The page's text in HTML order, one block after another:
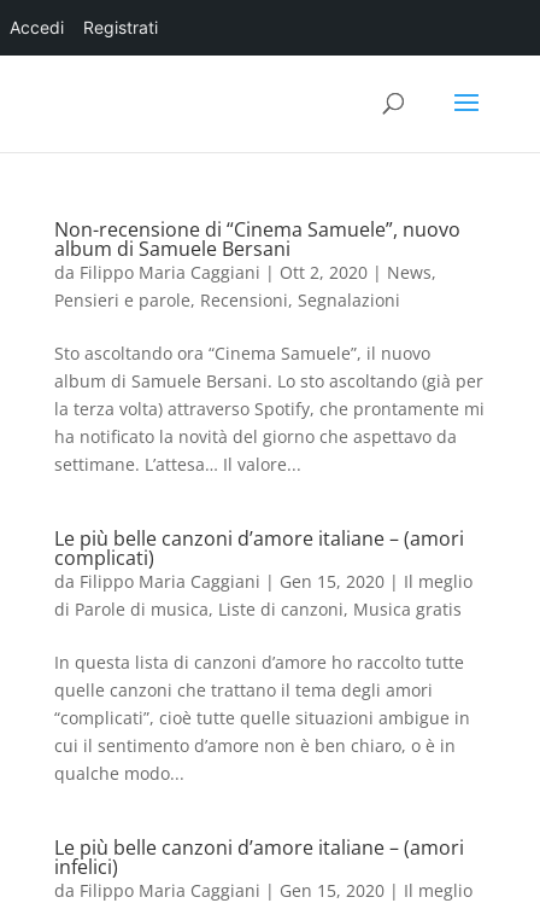
Non-recensione di “Cinema Samuele”, nuovo
album di Samuele Bersani
da Filippo Maria Caggiani | Ott 2, 2020| News,
Pensieri e parole, Recensioni, Segnalazioni
Sto ascoltando ora “Cinema Samuele”, il nuovo
album di Samuele Bersani. Lo sto ascoltando (già per
la terza volta) attraverso Spotify, che prontamente mi
ha notificato la novità del giorno che aspettavo da
settimane. L’attesa… Il valore...
Le più belle canzoni d’amore italiane – (amori
complicati)
da Filippo Maria Caggiani | Gen 15, 2020| Il meglio
di Parole di musica, Liste di canzoni, Musica gratis
In questa lista di canzoni d’amore ho raccolto tutte
quelle canzoni che trattano il tema degli amori
“complicati”, cioè tutte quelle situazioni ambigue in
cui il sentimento d’amore non è ben chiaro, o è in
qualche modo...
Le più belle canzoni d’amore italiane – (amori
infelici)
da Filippo Maria Caggiani | Gen 15, 2020| Il meglio
Accedi Registrati